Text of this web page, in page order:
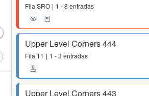
Fila SRO 1 - 8 entradas
Upper Level Corners 444
Fila 11 1 - 3 entradas
Upper Level Corners 443